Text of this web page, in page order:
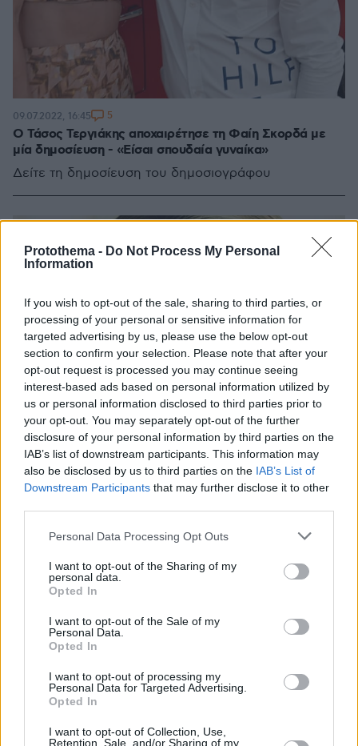
Protothema - Do Not Process My Personal
Information
If you wish to opt-out of the sale, sharing to third parties, or
processing of your personal or sensitive information for
targeted advertising by us, please use the below opt-out
section to confirm your selection. Please note that after your
opt-out request is processed you may continue seeing
interest-based ads based on personal information utilized by
us or personal information disclosed to third parties prior to
your opt-out. You may separately opt-out of the further
disclosure of your personal information by third parties on the
IAB’s list of downstream participants. This information may
also be disclosed by us to third parties on the IAB’s List of
Downstream Participants that may further disclose it to other
Please note that this website/app uses one or more Google
not limited to your visit or usage behaviour. You may click to
grant or deny consent to Google and its third-party tags to
use your data for below specified purposes in below Google
consent section.
Personal Data Processing Opt Outs
I want to opt-out of the Sharing of my
personal data.
Opted In
I want to opt-out of the Sale of my
Personal Data.
Opted In
I want to opt-out of processing my
Personal Data for Targeted Advertising.
Opted In
I want to opt-out of Collection, Use,
Retention, Sale, and/or Sharing of my
Ο Τάσος Τεργιάκης αποχαιρέτησε τη Φαίη Σκορδά με
μία δημοσίευση - «Είσαι σπουδαία γυναίκα»
Δείτε τη δημοσίευση του δημοσιογράφου
09.07.2022, 16:45 5
Ελεονώρα Μελέτη: Το δημόσιο ξέσπασμά της στο
Instagram για το εργασιακό bullying
«Μετά τους βιαστές του σώματος, σειρά έχουν οι
"βιαστές της ψυχής"», δήλωσε η παρουσιάστρια
29.07.2021, 10:30 8